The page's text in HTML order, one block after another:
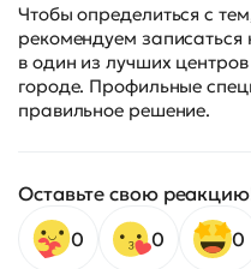
Чтобы определиться с
рекомендуем
в один из лучших
городе. Профильные
правильное решение.
Оставьте свою
0
0
0